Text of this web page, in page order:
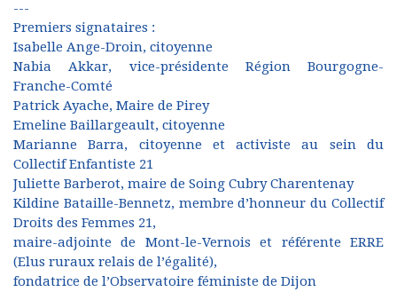
---
Premiers signataires :
Isabelle Ange-Droin, citoyenne
Nabia Akkar, vice-présidente Région Bourgogne-
Franche-Comté
Patrick Ayache, Maire de Pirey
Emeline Baillargeault, citoyenne
Marianne Barra, citoyenne et activiste au sein du
Collectif Enfantiste 21
Juliette Barberot, maire de Soing Cubry Charentenay
Kildine Bataille-Bennetz, membre d’honneur du Collectif
Droits des Femmes 21,
maire-adjointe de Mont-le-Vernois et référente ERRE
(Elus ruraux relais de l’égalité),
fondatrice de l’Observatoire féministe de Dijon